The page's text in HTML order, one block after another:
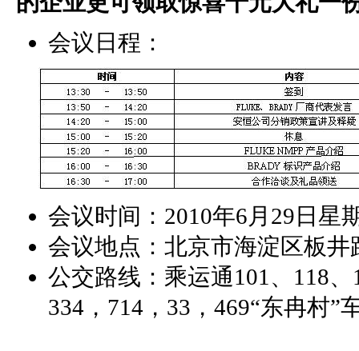
会议日程：
会议时间：2010年6月29
会议地点：北京市海淀区板
公交路线：乘运通101、118
334，714，33，469“东冉村”